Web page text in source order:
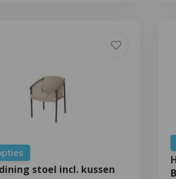
stoel incl. kussen